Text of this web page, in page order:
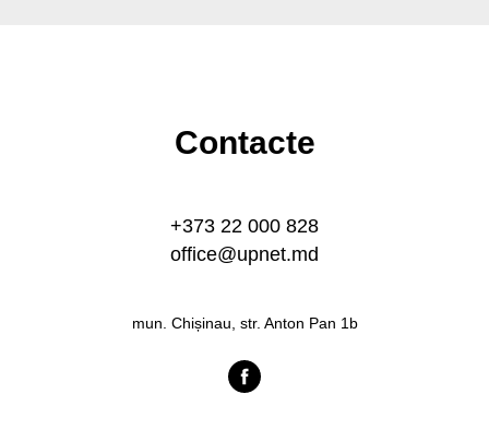
Contacte
+373 22 000 828
office@upnet.md
mun. Chișinau, str. Anton Pan 1b